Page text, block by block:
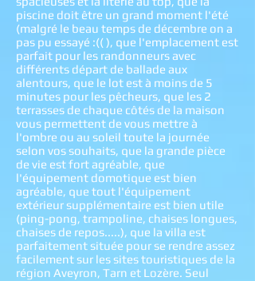
piscine doit être un grand moment l'été
(malgré le beau temps de décembre on a
pas pu essayé :(( ), que l'emplacement est
parfait pour les randonneurs avec
différents départ de ballade aux
alentours, que le lot est à moins de 5
minutes pour les pêcheurs, que les 2
terrasses de chaque côtés de la maison
vous permettent de vous mettre à
l'ombre ou au soleil toute la journée
selon vos souhaits, que la grande pièce
de vie est fort agréable, que
l'équipement domotique est bien
agréable, que tout l'équipement
extérieur supplémentaire est bien utile
(ping-pong, trampoline, chaises longues,
chaises de repos.....), que la villa est
parfaitement située pour se rendre assez
facilement sur les sites touristiques de la
région Aveyron, Tarn et Lozère. Seul